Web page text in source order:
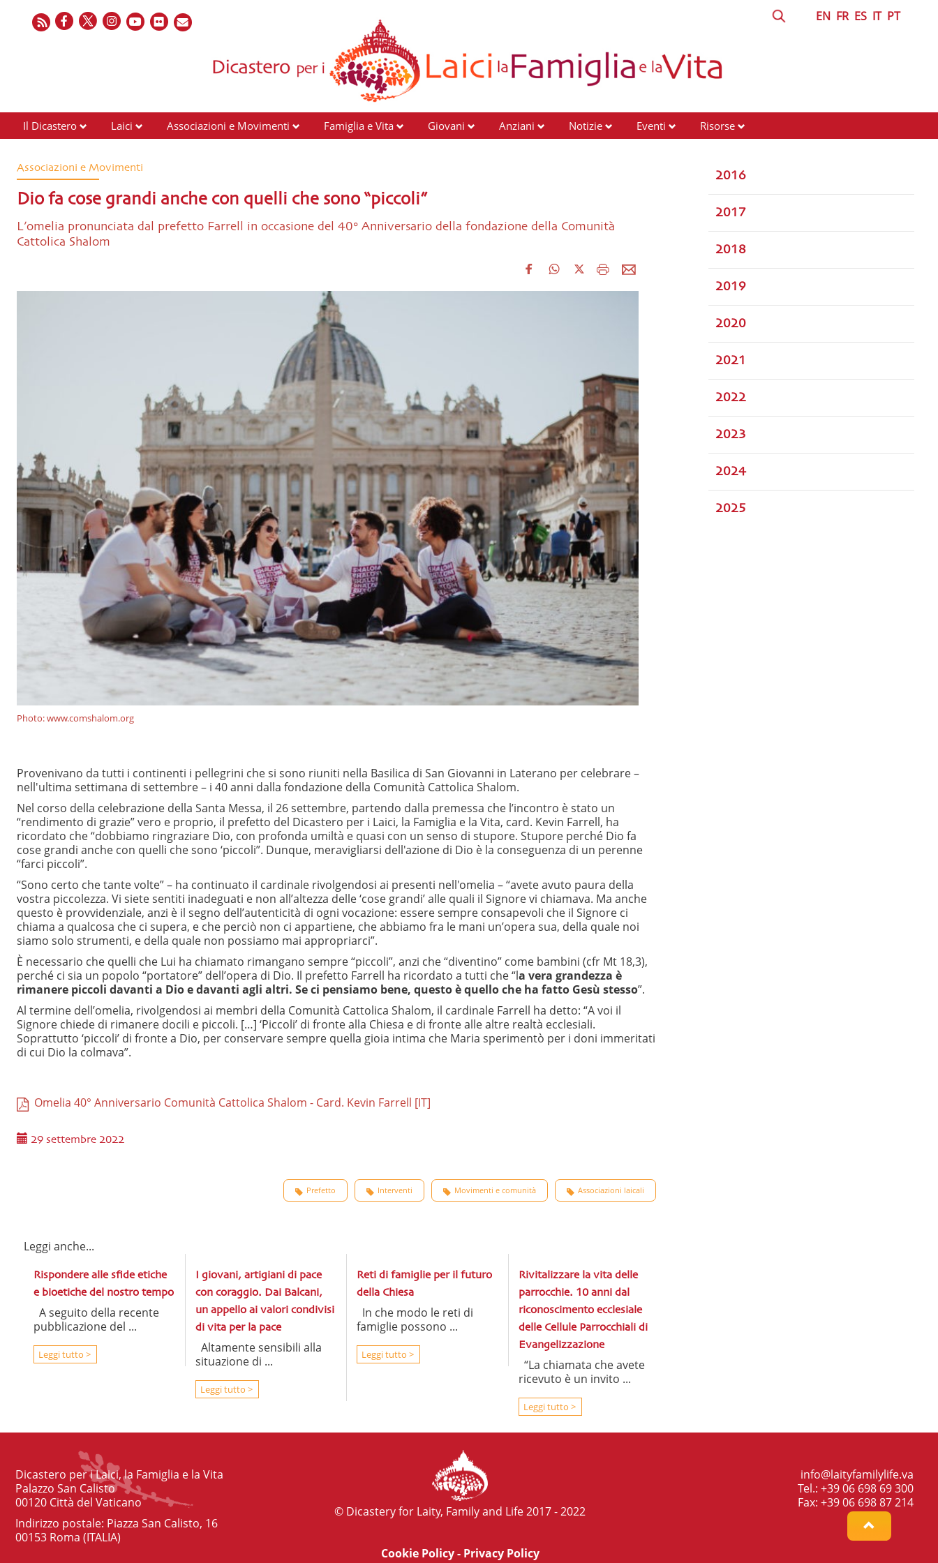
EN FR ES IT PT
Il Dicastero Laici Associazioni e Movimenti Famiglia e Vita Giovani Anziani Notizie Eventi Risorse
Associazioni e Movimenti
Dio fa cose grandi anche con quelli che sono “piccoli”
L’omelia pronunciata dal prefetto Farrell in occasione del 40° Anniversario della fondazione della Comunità
Cattolica Shalom
Photo: www.comshalom.org
Provenivano da tutti i continenti i pellegrini che si sono riuniti nella Basilica di San Giovanni in Laterano per celebrare –
nell'ultima settimana di settembre – i 40 anni dalla fondazione della Comunità Cattolica Shalom.
Nel corso della celebrazione della Santa Messa, il 26 settembre, partendo dalla premessa che l’incontro è stato un
“rendimento di grazie” vero e proprio, il prefetto del Dicastero per i Laici, la Famiglia e la Vita, card. Kevin Farrell, ha
ricordato che “dobbiamo ringraziare Dio, con profonda umiltà e quasi con un senso di stupore. Stupore perché Dio fa
cose grandi anche con quelli che sono ‘piccoli”. Dunque, meravigliarsi dell'azione di Dio è la conseguenza di un perenne
“farci piccoli”.
“Sono certo che tante volte” – ha continuato il cardinale rivolgendosi ai presenti nell'omelia – “avete avuto paura della
vostra piccolezza. Vi siete sentiti inadeguati e non all’altezza delle ‘cose grandi’ alle quali il Signore vi chiamava. Ma anche
questo è provvidenziale, anzi è il segno dell’autenticità di ogni vocazione: essere sempre consapevoli che il Signore ci
chiama a qualcosa che ci supera, e che perciò non ci appartiene, che abbiamo fra le mani un’opera sua, della quale noi
siamo solo strumenti, e della quale non possiamo mai appropriarci”.
È necessario che quelli che Lui ha chiamato rimangano sempre “piccoli”, anzi che “diventino” come bambini (cfr Mt 18,3),
perché ci sia un popolo “portatore” dell’opera di Dio. Il prefetto Farrell ha ricordato a tutti che “la vera grandezza è
rimanere piccoli davanti a Dio e davanti agli altri. Se ci pensiamo bene, questo è quello che ha fatto Gesù stesso”.
Al termine dell’omelia, rivolgendosi ai membri della Comunità Cattolica Shalom, il cardinale Farrell ha detto: “A voi il
Signore chiede di rimanere docili e piccoli. […] ‘Piccoli’ di fronte alla Chiesa e di fronte alle altre realtà ecclesiali.
Soprattutto ‘piccoli’ di fronte a Dio, per conservare sempre quella gioia intima che Maria sperimentò per i doni immeritati
di cui Dio la colmava”.
Omelia 40° Anniversario Comunità Cattolica Shalom - Card. Kevin Farrell [IT]
29 settembre 2022
Associazioni laicali
Movimenti e comunità
Interventi
Prefetto
Leggi anche...
Rispondere alle sfide etiche
e bioetiche del nostro tempo
A seguito della recente
pubblicazione del ...
Leggi tutto >
I giovani, artigiani di pace
con coraggio. Dai Balcani,
un appello ai valori condivisi
di vita per la pace
Altamente sensibili alla
situazione di ...
Leggi tutto >
Reti di famiglie per il futuro
della Chiesa
In che modo le reti di
famiglie possono ...
Leggi tutto >
Rivitalizzare la vita delle
parrocchie. 10 anni dal
riconoscimento ecclesiale
delle Cellule Parrocchiali di
Evangelizzazione
“La chiamata che avete
ricevuto è un invito ...
Leggi tutto >
2016
2017
2018
2019
2020
2021
2022
2023
2024
2025
Dicastero per i Laici, la Famiglia e la Vita
Palazzo San Calisto
00120 Città del Vaticano
Indirizzo postale: Piazza San Calisto, 16
00153 Roma (ITALIA)
© Dicastery for Laity, Family and Life 2017 - 2022
Cookie Policy- Privacy Policy
info@laityfamilylife.va
Tel.: +39 06 698 69 300
Fax: +39 06 698 87 214